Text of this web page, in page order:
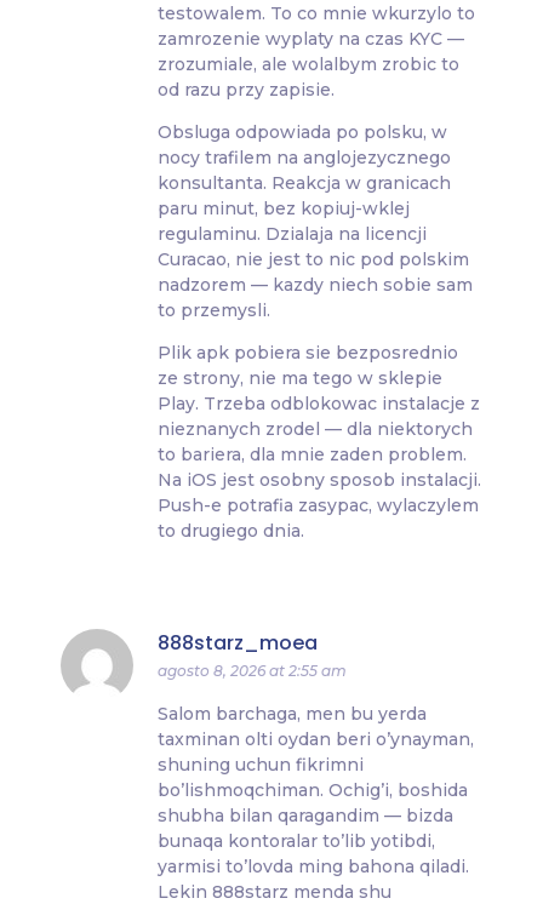
testowalem. To co mnie wkurzylo to
zamrozenie wyplaty na czas KYC —
zrozumiale, ale wolalbym zrobic to
od razu przy zapisie.
Obsluga odpowiada po polsku, w
nocy trafilem na anglojezycznego
konsultanta. Reakcja w granicach
paru minut, bez kopiuj-wklej
regulaminu. Dzialaja na licencji
Curacao, nie jest to nic pod polskim
nadzorem — kazdy niech sobie sam
to przemysli.
Plik apk pobiera sie bezposrednio
ze strony, nie ma tego w sklepie
Play. Trzeba odblokowac instalacje z
nieznanych zrodel — dla niektorych
to bariera, dla mnie zaden problem.
Na iOS jest osobny sposob instalacji.
Push-e potrafia zasypac, wylaczylem
to drugiego dnia.
888starz_moea
agosto 8, 2026 at 2:55 am
Salom barchaga, men bu yerda
taxminan olti oydan beri o’ynayman,
shuning uchun fikrimni
bo’lishmoqchiman. Ochig’i, boshida
shubha bilan qaragandim — bizda
bunaqa kontoralar to’lib yotibdi,
yarmisi to’lovda ming bahona qiladi.
Lekin 888starz menda shu